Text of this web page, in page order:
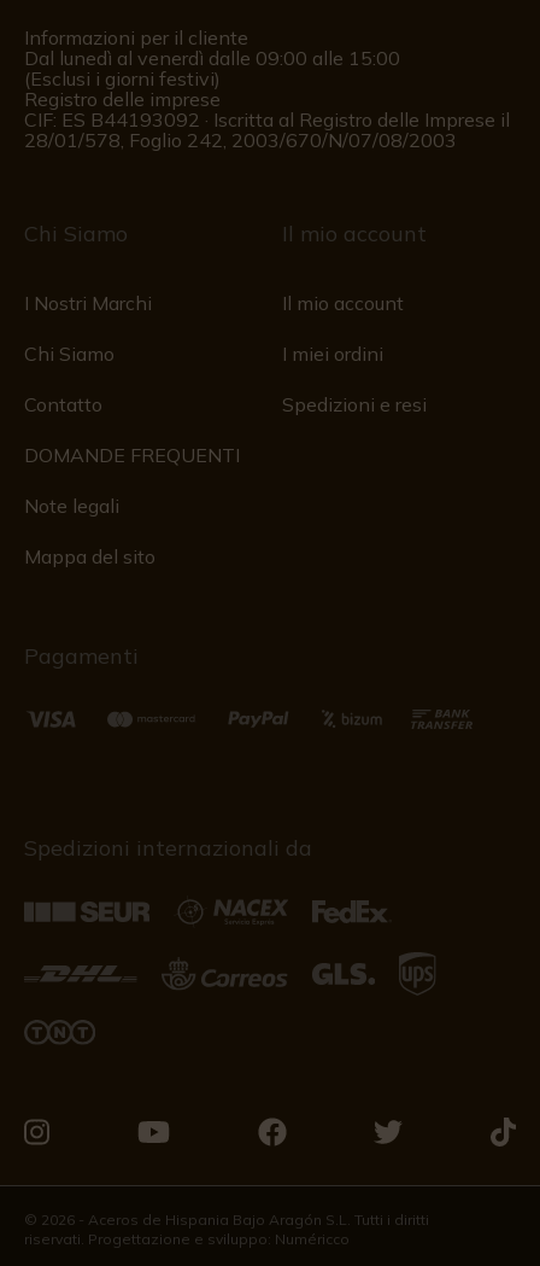
Informazioni per il cliente
Dal lunedì al venerdì dalle 09:00 alle 15:00
(Esclusi i giorni festivi)
Registro delle imprese
CIF: ES B44193092 · Iscritta al Registro delle Imprese il
28/01/578, Foglio 242, 2003/670/N/07/08/2003
Chi Siamo
I Nostri Marchi
Chi Siamo
Contatto
DOMANDE FREQUENTI
Note legali
Mappa del sito
Il mio account
Il mio account
I miei ordini
Spedizioni e resi
Pagamenti
Spedizioni internazionali da
a
trovarci
su
a
trovarci
su
a
trovarci
su
a
trovarci
a
© 2026 - Aceros de Hispania Bajo Aragón S.L. Tutti i diritti
riservati. Progettazione e sviluppo: Numéricco